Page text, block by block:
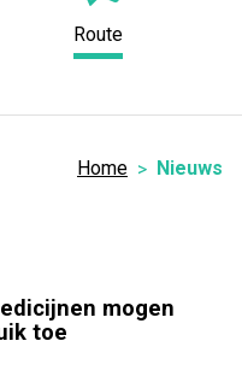
Route
Home Nieuws
mogen
toe